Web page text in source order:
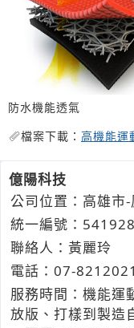
防水機能透氣
檔案下載： 高機能運
億陽科技
公司位置：高雄市-
統一編號：
聯絡人：黃麗玲
電話： 07-821 2021
服務時間：機能運
放版、打樣到製造